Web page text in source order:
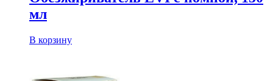
мл
В корзину